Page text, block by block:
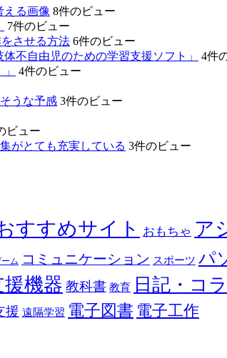
える画像 8件のビュー
7件のビュー
させる方法 6件のビュー
不自由児のための学習支援ソフト」
4件
4件のビュー
うな予感 3件のビュー
ビュー
がとても充実している 3件のビュー
すすめサイト おもちゃ ア
ム コミュニケーション スポーツ パ
援機器 教科書 教育 日記・コ
援 遠隔学習 電子図書 電子工作